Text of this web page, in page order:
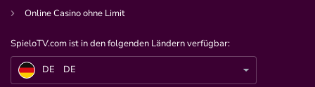
Online Casino ohne Limit
SpieloTV.com ist in den folgenden Ländern verfügbar:
7 vs. Wild Teams: Folge 1 – das ist passiert
DE
DE